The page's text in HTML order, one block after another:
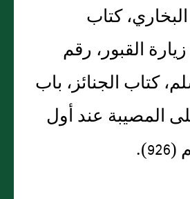
البخاري، كتاب
القبور، رقم
كتاب الجنائز، باب
المصيبة عند أول